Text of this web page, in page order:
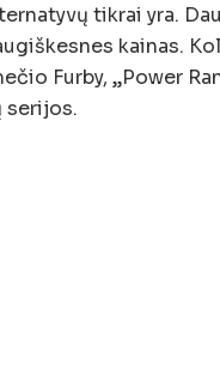
tikrai yra.
kainas.
Furby, „Power
serijos.